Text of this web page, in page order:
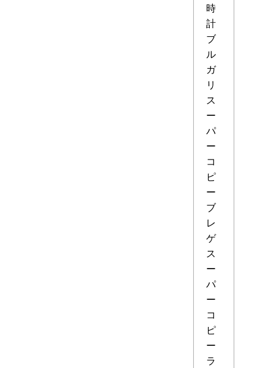
時
計
ブ
ル
ガ
リ
ス
ー
パ
ー
コ
ピ
ー
ブ
レ
ゲ
ス
ー
パ
ー
コ
ピ
ー
ラ